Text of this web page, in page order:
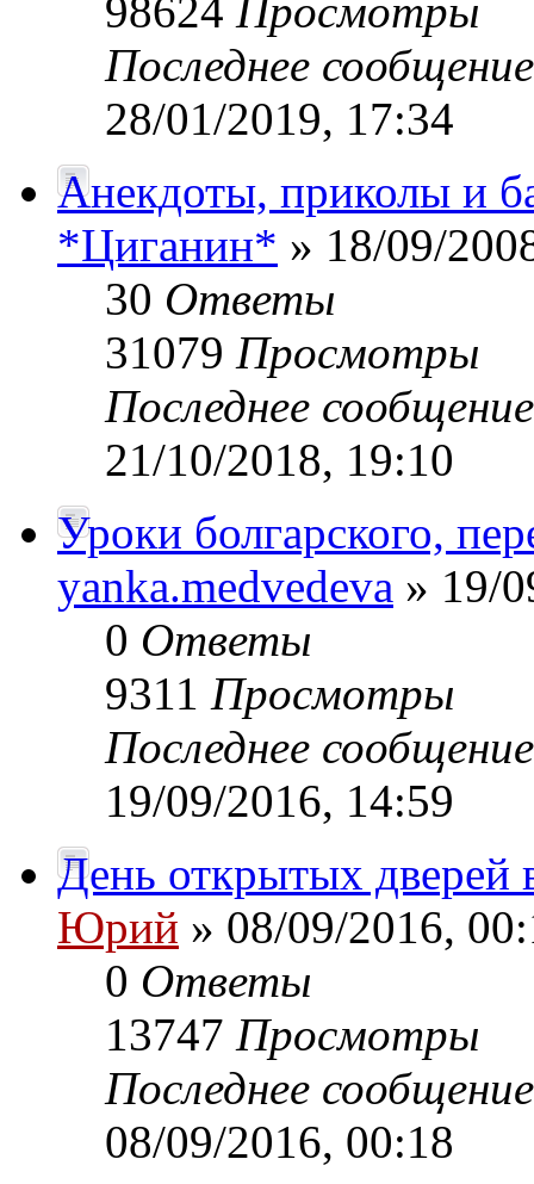
98624 Просмотры
Последнее
28/01/2019, 17:34
Анекдоты, приколы и
*Циганин* » 18/09/
30 Ответы
31079 Просмотры
Последнее
21/10/2018, 19:10
Уроки болгарского,
yanka.medvedeva » 19/
0 Ответы
9311 Просмотры
Последнее
19/09/2016, 14:59
День открытых
Юрий » 08/09/2016,
0 Ответы
13747 Просмотры
Последнее
08/09/2016, 00:18